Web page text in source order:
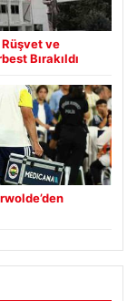
ve
Bırakıldı